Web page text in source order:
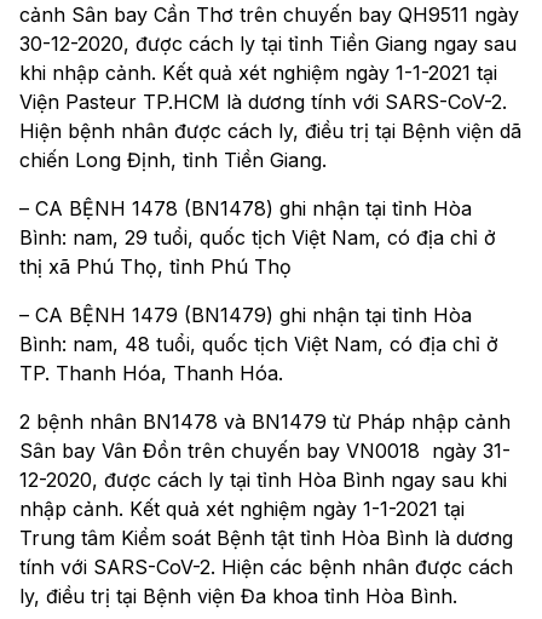
cảnh Sân bay Cần Thơ trên chuyến bay QH9511 ngày
30-12-2020, được cách ly tại tỉnh Tiền Giang ngay sau
khi nhập cảnh. Kết quả xét nghiệm ngày 1-1-2021 tại
Viện Pasteur TP.HCM là dương tính với SARS-CoV-2.
Hiện bệnh nhân được cách ly, điều trị tại Bệnh viện dã
chiến Long Định, tỉnh Tiền Giang.
– CA BỆNH 1478 (BN1478) ghi nhận tại tỉnh Hòa
Bình: nam, 29 tuổi, quốc tịch Việt Nam, có địa chỉ ở
thị xã Phú Thọ, tỉnh Phú Thọ
– CA BỆNH 1479 (BN1479) ghi nhận tại tỉnh Hòa
Bình: nam, 48 tuổi, quốc tịch Việt Nam, có địa chỉ ở
TP. Thanh Hóa, Thanh Hóa.
2 bệnh nhân BN1478 và BN1479 từ Pháp nhập cảnh
Sân bay Vân Đồn trên chuyến bay VN0018 ngày 31-
12-2020, được cách ly tại tỉnh Hòa Bình ngay sau khi
nhập cảnh. Kết quả xét nghiệm ngày 1-1-2021 tại
Trung tâm Kiểm soát Bệnh tật tỉnh Hòa Bình là dương
tính với SARS-CoV-2. Hiện các bệnh nhân được cách
ly, điều trị tại Bệnh viện Đa khoa tỉnh Hòa Bình.